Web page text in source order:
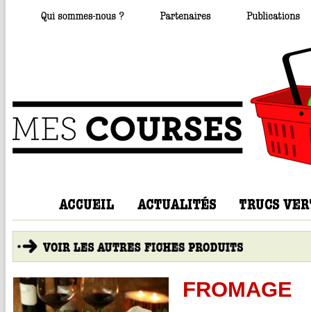
FROMAGE